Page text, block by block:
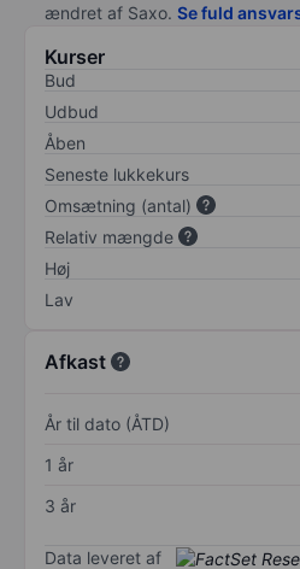
ændret af Saxo. Se fuld
Kurser
Bud
Udbud
Åben
Seneste lukkekurs
Omsætning (antal)
Relativ mængde
Høj
Lav
Afkast
År til dato (ÅTD)
1 år
3 år
Data leveret af